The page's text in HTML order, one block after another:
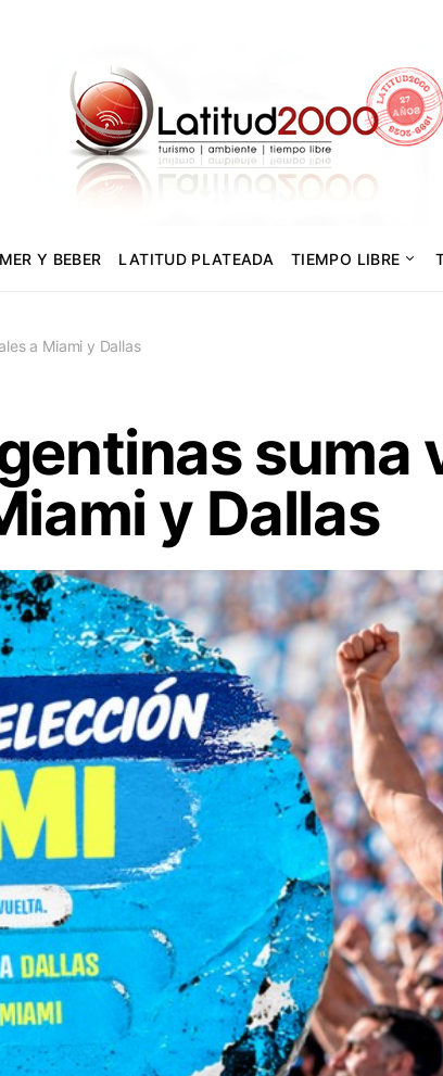
Y BEBER LATITUD PLATEADA TIEMPO LIBRE
a Miami y Dallas
suma
y Dallas